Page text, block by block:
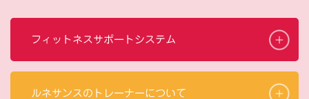
フィットネスサポートシステム
ルネサンスのトレーナーについて